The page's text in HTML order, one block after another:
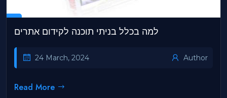
למה בכלל בניתי תוכנה לקידום אתרים
24 March, 2024 Author
Read More